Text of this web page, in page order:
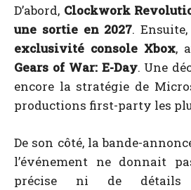
D’abord, Clockwork
une sortie en 2027.
exclusivité console Xbox,
Gears of War: E-Day. Une
encore la stratégie de
productions first-party les
De son côté, la bande-
l’événement ne donnait
précise ni de détails